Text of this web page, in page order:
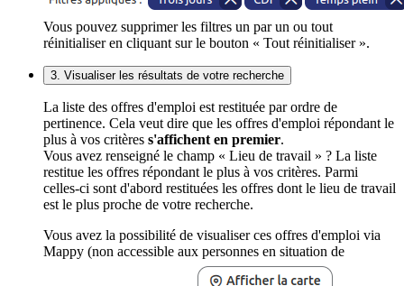
Vous pouvez supprimer les filtres un par un ou tout
réinitialiser en cliquant sur le bouton « Tout réinitialiser ».
3. Visualiser les résultats de votre recherche
La liste des offres d'emploi est restituée par ordre de
pertinence. Cela veut dire que les offres d'emploi répondant le
plus à vos critères s'affichent en premier.
Vous avez renseigné le champ « Lieu de travail » ? La liste
restitue les offres répondant le plus à vos critères. Parmi
celles-ci sont d'abord restituées les offres dont le lieu de travail
est le plus proche de votre recherche.
Vous avez la possibilité de visualiser ces offres d'emploi via
Mappy (non accessible aux personnes en situation de